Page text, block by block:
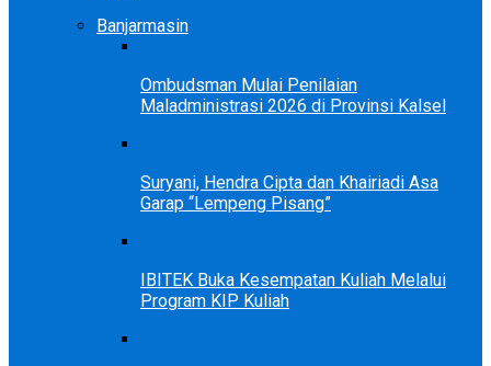
Banjarmasin
Ombudsman Mulai Penilaian
Maladministrasi 2026 di Provinsi Kalsel
Suryani, Hendra Cipta dan Khairiadi Asa
Garap “Lempeng Pisang”
IBITEK Buka Kesempatan Kuliah Melalui
Program KIP Kuliah